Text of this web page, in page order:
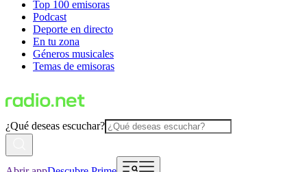
Top 100 emisoras
Podcast
Deporte en directo
En tu zona
Géneros musicales
Temas de emisoras
¿Qué deseas escuchar?